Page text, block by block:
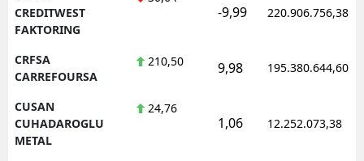
CREDITWEST
FAKTORING
-9,99 220.906.756,38
CRFSA
CARREFOURSA
210,50 9,98 195.380.644,60
CUSAN
CUHADAROGLU
METAL
24,76
1,06 12.252.073,38